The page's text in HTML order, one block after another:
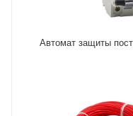
Автомат защиты